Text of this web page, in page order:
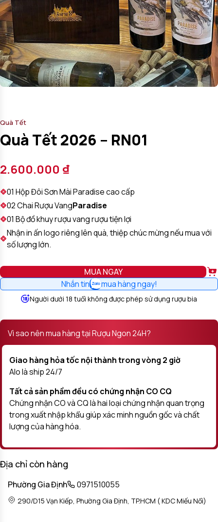
Quà Tết
Quà Tết 2026 – RN01
2.600.000 ₫
01 Hộp Đôi Sơn Mài Paradise cao cấp
02 Chai Rượu VangParadise
01 Bộ đồ khuy rượu vang rượu tiện lợi
Nhận in ấn logo riêng lên quà, thiệp chúc mừng nếu mua với
số lượng lớn.
MUA NGAY
Nhắn tin mua hàng ngay!
Người dưới 18 tuổi không được phép sử dụng rượu bia
Vì sao nên mua hàng tại Rượu Ngon 24H?
Giao hàng hỏa tốc nội thành trong vòng 2 giờ
Alo là ship 24/7
Tất cả sản phầm đều có chứng nhận CO CQ
Chứng nhận CO và CQ là hai loại chứng nhận quan trọng
trong xuất nhập khẩu giúp xác minh nguồn gốc và chất
lượng của hàng hóa.
Địa chỉ còn hàng
Phường Gia Định 0971510055
290/D15 Vạn Kiếp, Phường Gia Định, TP.HCM ( KDC Miếu Nổi)